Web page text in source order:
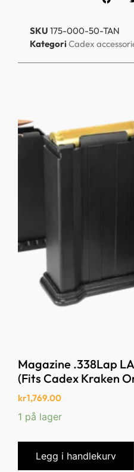
SKU 175-000-50-TAN
KategoriCadex
Magazine .338Lap
(Fits Cadex Kraken
kr1,769.00
1 på lager
Legg i handlekurv